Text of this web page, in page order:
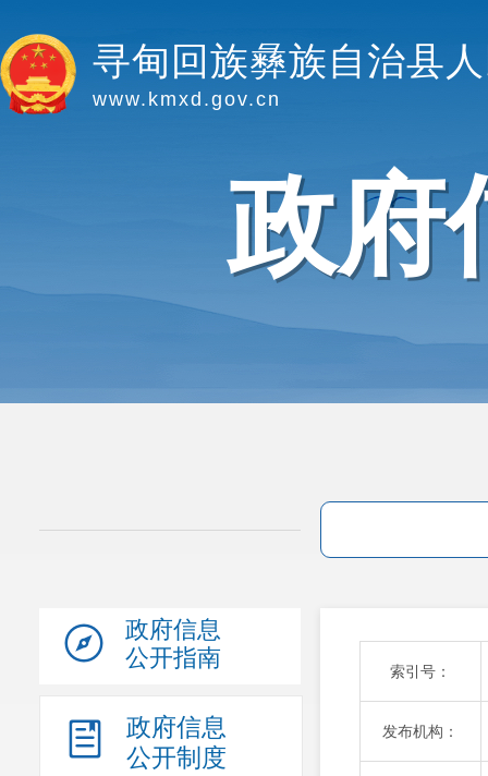
寻甸回族彝族自治县
www.kmxd.gov.cn
政府
政府信息
公开指南
政府信息
公开制度
索引号：
发布机构：